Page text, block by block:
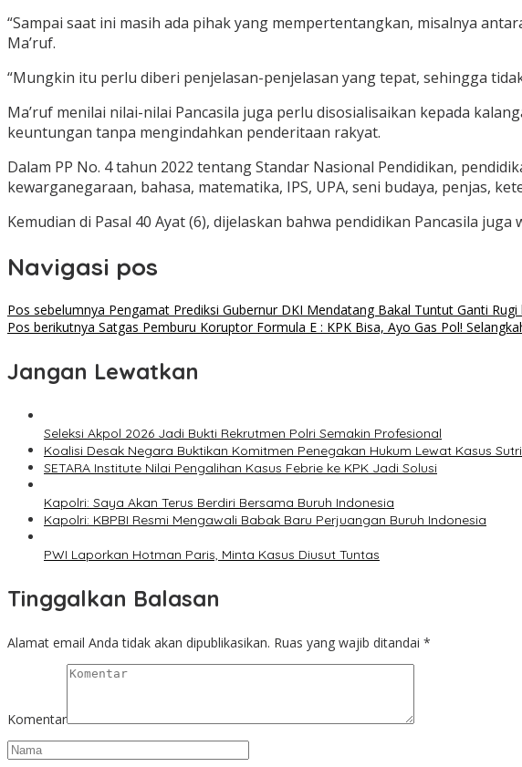
“Sampai saat ini masih ada pihak yang mempertentangkan, misalnya
Ma’ruf.
“Mungkin itu perlu diberi penjelasan-penjelasan yang tepat, sehingga
Ma’ruf menilai nilai-nilai Pancasila juga perlu disosialisaikan kepada
keuntungan tanpa mengindahkan penderitaan rakyat.
Dalam PP No. 4 tahun 2022 tentang Standar Nasional Pendidikan,
kewarganegaraan, bahasa, matematika, IPS, UPA, seni budaya, penjas,
Kemudian di Pasal 40 Ayat (6), dijelaskan bahwa pendidikan Pancasila
Navigasi pos
Pos sebelumnya Pengamat Prediksi Gubernur DKI Mendatang Bakal Tuntut Ganti
Pos berikutnya Satgas Pemburu Koruptor Formula E : KPK Bisa, Ayo Gas Pol!
Jangan Lewatkan
Seleksi Akpol 2026 Jadi Bukti Rekrutmen Polri Semakin Profesional
Koalisi Desak Negara Buktikan Komitmen Penegakan Hukum Lewat Kasus
SETARA Institute Nilai Pengalihan Kasus Febrie ke KPK Jadi Solusi
Kapolri: Saya Akan Terus Berdiri Bersama Buruh Indonesia
Kapolri: KBPBI Resmi Mengawali Babak Baru Perjuangan Buruh Indonesia
PWI Laporkan Hotman Paris, Minta Kasus Diusut Tuntas
Tinggalkan Balasan
Alamat email Anda tidak akan dipublikasikan. Ruas yang wajib ditandai *
Komentar